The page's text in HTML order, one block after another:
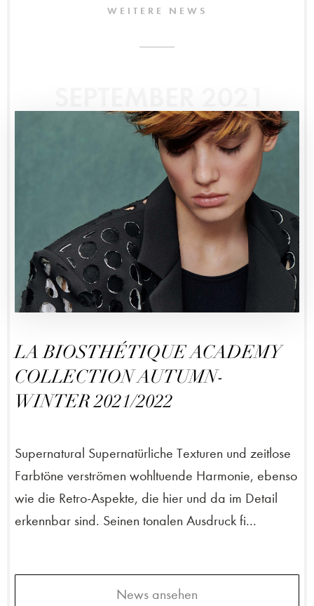
WEITERE NEWS
LA BIOSTHÉTIQUE ACADEMY
COLLECTION AUTUMN-
WINTER 2021/2022
Supernatural Supernatürliche Texturen und zeitlose
Farbtöne verströmen wohltuende Harmonie, ebenso
wie die Retro-Aspekte, die hier und da im Detail
erkennbar sind. Seinen tonalen Ausdruck fi...
News ansehen